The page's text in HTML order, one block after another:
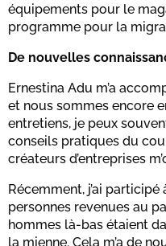
équipements pour le
programme pour la
De nouvelles
Ernestina Adu m’a
et nous sommes encore
entretiens, je peux
conseils pratiques du
créateurs d’entreprises
Récemment, j’ai
personnes revenues au
hommes là-bas étaient
la mienne. Cela m’a de